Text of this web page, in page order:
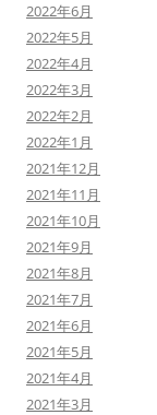
2022年6月
2022年5月
2022年4月
2022年3月
2022年2月
2022年1月
2021年12月
2021年11月
2021年10月
2021年9月
2021年8月
2021年7月
2021年6月
2021年5月
2021年4月
2021年3月